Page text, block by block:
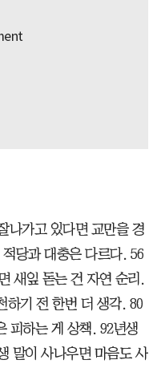
나가고 있다면 교만을 경
당과 대충은 다르다. 56
새잎 돋는 건 자연 순리.
하기 전 한번 더 생각. 80
피하는 게 상책. 92년생
말이 사나우면 마음도 사